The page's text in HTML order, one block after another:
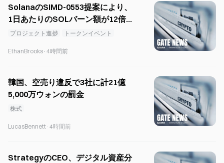
SolanaのSIMD-0553提案により、
1日あたりのSOLバーン額が12倍に
増加し、65万ドルに達する可能性
プロジェクト進捗 トークンイベント
EthanBrooks · 4時間前
韓国、空売り違反で3社に計21億
5,000万ウォンの罰金
株式
LucasBennett · 4時間前
StrategyのCEO、デジタル資産分